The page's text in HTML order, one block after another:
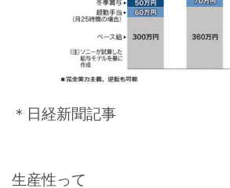
＊日経新聞記事
生産性って